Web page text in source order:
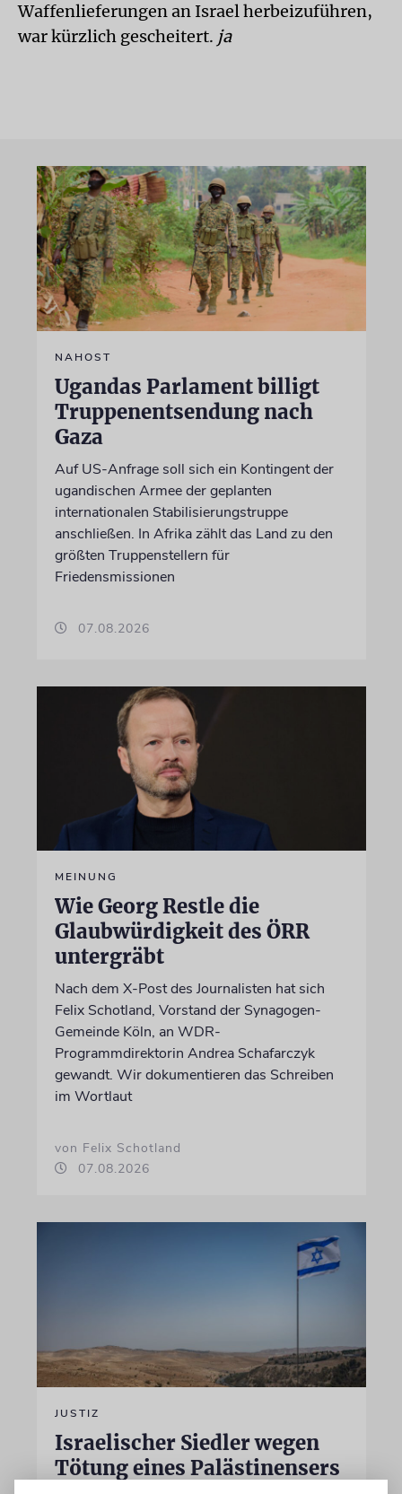
Waffenlieferungen an Israel herbeizuführen,
war kürzlich gescheitert. ja
NAHOST
Ugandas Parlament billigt
Truppenentsendung nach
Gaza
Auf US-Anfrage soll sich ein Kontingent der
ugandischen Armee der geplanten
internationalen Stabilisierungstruppe
anschließen. In Afrika zählt das Land zu den
größten Truppenstellern für
Friedensmissionen
07.08.2026
MEINUNG
Wie Georg Restle die
Glaubwürdigkeit des ÖRR
untergräbt
Nach dem X-Post des Journalisten hat sich
Felix Schotland, Vorstand der Synagogen-
Gemeinde Köln, an WDR-
Programmdirektorin Andrea Schafarczyk
gewandt. Wir dokumentieren das Schreiben
im Wortlaut
von Felix Schotland
07.08.2026
JUSTIZ
Israelischer Siedler wegen
Tötung eines Palästinensers